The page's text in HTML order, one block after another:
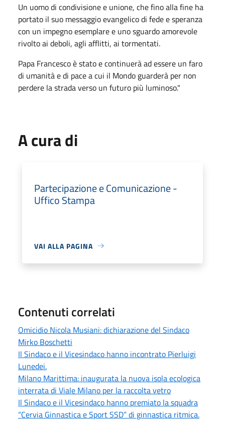
Un uomo di condivisione e unione, che fino alla fine ha
portato il suo messaggio evangelico di fede e speranza
con un impegno esemplare e uno sguardo amorevole
rivolto ai deboli, agli afflitti, ai tormentati.
Papa Francesco è stato e continuerà ad essere un faro
di umanità e di pace a cui il Mondo guarderà per non
perdere la strada verso un futuro più luminoso."
A cura di
Partecipazione e Comunicazione -
Uffico Stampa
VAI ALLA PAGINA
Contenuti correlati
Omicidio Nicola Musiani: dichiarazione del Sindaco
Mirko Boschetti
Il Sindaco e il Vicesindaco hanno incontrato Pierluigi
Lunedei.
Milano Marittima: inaugurata la nuova isola ecologica
interrata di Viale Milano per la raccolta vetro
Il Sindaco e il Vicesindaco hanno premiato la squadra
“Cervia Ginnastica e Sport SSD” di ginnastica ritmica.